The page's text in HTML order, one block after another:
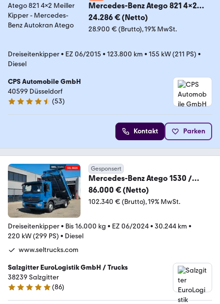
Mercedes-Benz Atego 821 4x2
Meiller Kipper
24.286 € (Netto)
28.900 € (Brutto) 19% MwSt.
Dreiseitenkipper• EZ 06/2015 • 123.800 km • 155 kW (211 PS) •
Diesel
CPS Automobile GmbH
40599 Düsseldorf
4.6 Sterne
(53)
Kontakt Parken
Gesponsert
Mercedes-Benz Atego 1530 /
Dreiseitenkipper / 6E
86.000 € (Netto)
102.340 € (Brutto) 19% MwSt.
Dreiseitenkipper• Bis 16.000 kg • EZ 06/2024• 30.244 km •
220 kW (299 PS) • Diesel
www.seltrucks.com
Salzgitter EuroLogistik GmbH / Trucks
38239 Salzgitter
4.8 Sterne
(86)